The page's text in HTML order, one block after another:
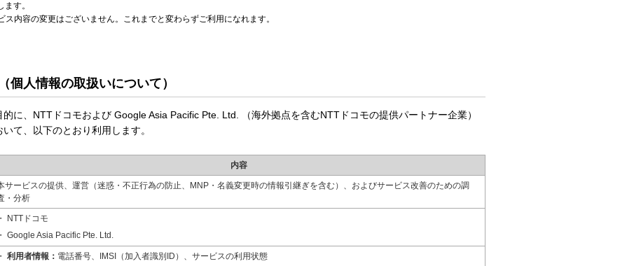
す。
内容の変更はございません。これまでと変わらずご利用になれます。
個人情報の取扱いについて）
に、NTTドコモおよび Google Asia Pacific Pte. Ltd. （海外拠点を含むNTTドコモの提供パートナー企業）
て、以下のとおり利用します。
内容
サービスの提供、運営（迷惑・不正行為の防止、MNP・名義変更時の情報引継ぎを含む）、およびサービス改善のための調
・分析
NTTドコモ
Google Asia Pacific Pte. Ltd.
利用者情報： 電話番号、IMSI（加入者識別ID）、サービスの利用状態